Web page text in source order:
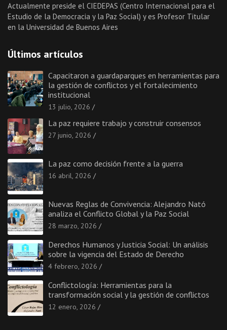
Actualmente preside el CIEDEPAS (Centro Internacional para el
Estudio de la Democracia y la Paz Social) y es Profesor Titular
en la Universidad de Buenos Aires
Últimos artículos
Capacitaron a guardaparques en herramientas para
la gestión de conflictos y el fortalecimiento
institucional
13 julio, 2026
La paz requiere trabajo y construir consensos
27 junio, 2026
La paz como decisión frente a la guerra
16 abril, 2026
Nuevas Reglas de Convivencia: Alejandro Nató
analiza el Conflicto Global y la Paz Social
28 marzo, 2026
Derechos Humanos y Justicia Social: Un análisis
sobre la vigencia del Estado de Derecho
4 febrero, 2026
Conflictología: Herramientas para la
transformación social y la gestión de conflictos
12 enero, 2026